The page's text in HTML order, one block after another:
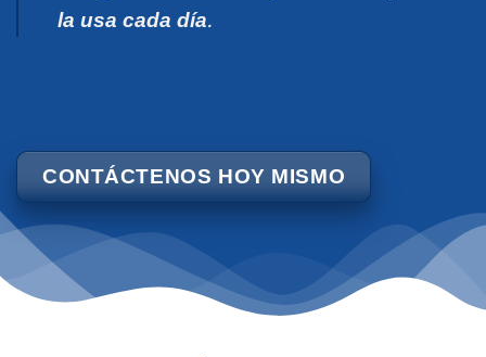
la usa cada día.
CONTÁCTENOS HOY MISMO